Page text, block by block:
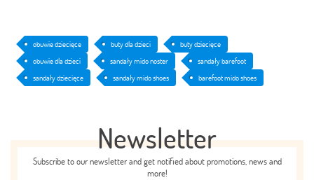
obuwie dziecięce buty dla dzieci
buty dziecięce
obuwie dla dzieci
sandały mido noster
sandały barefoot
sandały dziecięce
sandały mido shoes barefoot mido shoes
Newsletter
Subscribe to our newsletter and get notified about promotions, news and
more!